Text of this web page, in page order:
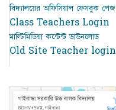
বিদ্যালয়ের অফিসিয়াল ফেসবুক পেজ
Class Teachers Login
মাল্টিমিডিয়া কন্টেন্ট ডাউনলোড
Old Site Teacher login